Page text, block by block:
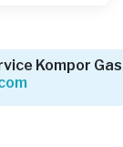
Kompor